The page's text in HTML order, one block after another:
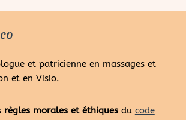
et patricienne en massages et
et en Visio.
règles morales et éthiquesdu code